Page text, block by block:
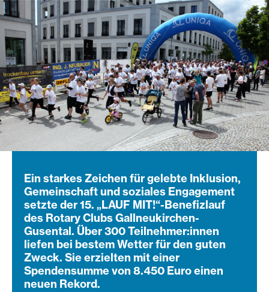
Ein starkes Zeichen für gelebte Inklusion,
Gemeinschaft und soziales Engagement
setzte der 15. „LAUF MIT!“-Benefizlauf
des Rotary Clubs Gallneukirchen-
Gusental. Über 300 Teilnehmer:innen
liefen bei bestem Wetter für den guten
Zweck. Sie erzielten mit einer
Spendensumme von 8.450 Euro einen
neuen Rekord.